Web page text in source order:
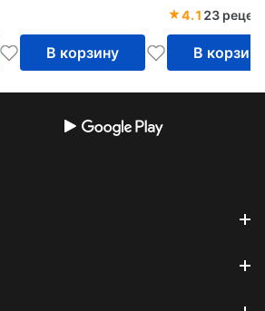
В корзину
4.1 23
В корзину